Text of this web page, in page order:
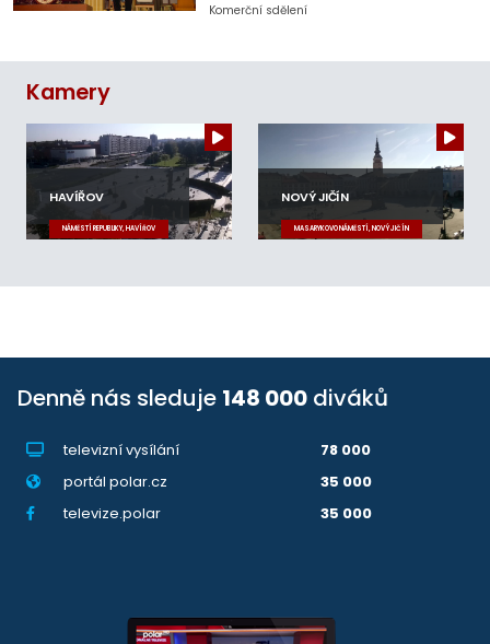
Komerční sdělení
Kamery
HAVÍŘOV
NÁMĚSTÍ REPUBLIKY, HAVÍŘOV
NOVÝ JIČÍN
MASARYKOVO NÁMĚSTÍ, NOVÝ JIČÍN
Denně nás sleduje 148 000 diváků
televizní vysílání
78 000
portál polar.cz
35 000
televize.polar
35 000